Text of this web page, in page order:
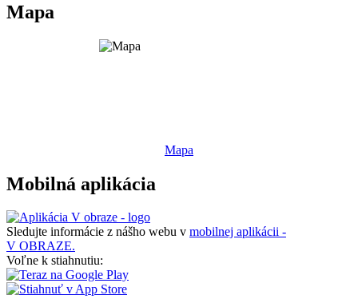
Mapa
Mapa
Mobilná aplikácia
Sledujte informácie z nášho webu v mobilnej aplikácii -
V OBRAZE.
Voľne k stiahnutiu: